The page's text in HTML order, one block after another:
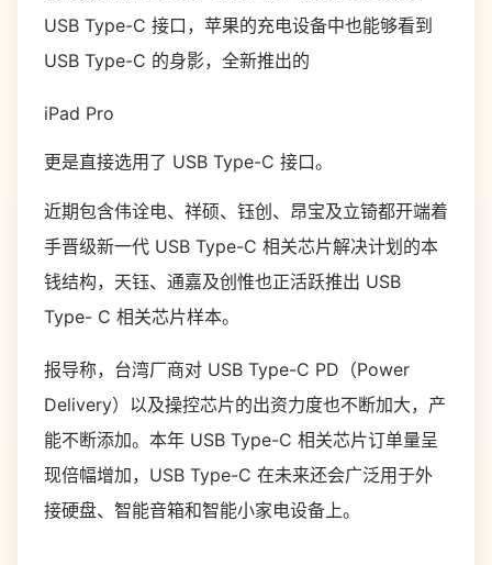
USB Type-C 接口，苹果的充电设备中也能够看到
USB Type-C 的身影，全新推出的
iPad Pro
更是直接选用了 USB Type-C 接口。
近期包含伟诠电、祥硕、钰创、昂宝及立锜都开端着
手晋级新一代 USB Type-C 相关芯片解决计划的本
钱结构，天钰、通嘉及创惟也正活跃推出 USB
Type- C 相关芯片样本。
报导称，台湾厂商对 USB Type-C PD（Power
Delivery）以及操控芯片的出资力度也不断加大，产
能不断添加。本年 USB Type-C 相关芯片订单量呈
现倍幅增加，USB Type-C 在未来还会广泛用于外
接硬盘、智能音箱和智能小家电设备上。